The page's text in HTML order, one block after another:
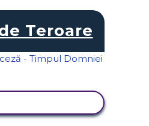
Teroare